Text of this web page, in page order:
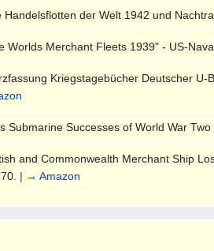
Handelsflotten der Welt 1942 und
Worlds Merchant Fleets 1939" - US-
Kriegstagebücher Deutscher
Submarine Successes of World War
and Commonwealth Merchant Ship
| → Amazon